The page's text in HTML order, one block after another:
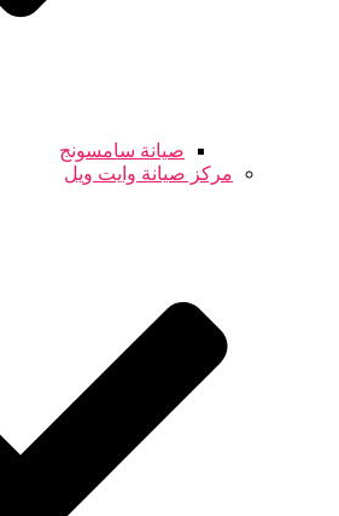
صيانة سامسونج
مركز صيانة وايت ويل